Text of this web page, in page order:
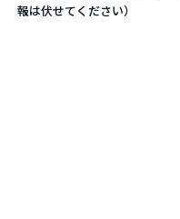
報は伏せてください）